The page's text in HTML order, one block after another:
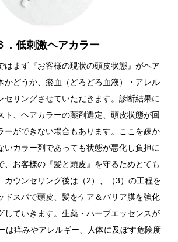
．低刺激ヘアカラー
はまず『お客様の現状の頭皮状態』がヘア
かどうか、瘀血（どろどろ血液）・アレル
セリングさせていただきます。診断結果に
ト、ヘアカラーの薬剤選定、頭皮状態が回
ーができない場合もあります。ここを疎か
いカラー剤であっても状態が悪化し負担に
、お客様の『髪と頭皮』を守るためとても
カウンセリング後は（2）、（3）の工程を
ドスパで頭皮、髪をケア＆バリア膜を強化
していきます。生薬・ハーブエッセンスが
は痒みやアレルギー、人体に及ぼす危険度